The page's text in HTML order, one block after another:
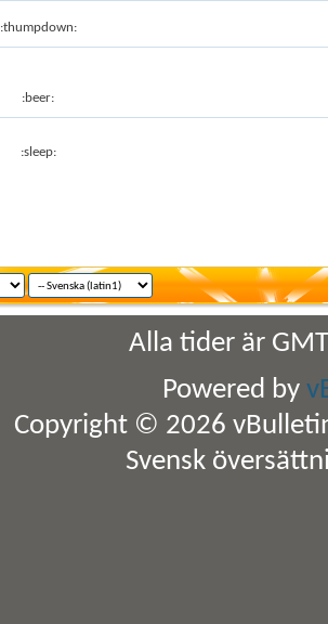
:thumpdown:
:beer:
:sleep:
Alla tider är
Powered by
Copyright © 2026
Svensk